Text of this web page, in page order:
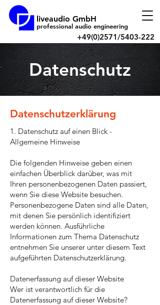
+49(0)2571/5403-222
liveaudio GmbH
professional audio engineering
Datenschutz
Datenschutzerklärung
​1. Datenschutz auf einen Blick -
Allgemeine Hinweise
Die folgenden Hinweise geben einen
einfachen Überblick darüber, was mit
Ihren personenbezogenen Daten passiert,
wenn Sie diese Website besuchen.
Personenbezogene Daten sind alle Daten,
mit denen Sie persönlich identifiziert
werden können. Ausführliche
Informationen zum Thema Datenschutz
entnehmen Sie unserer unter diesem Text
aufgeführten Datenschutzerklärung.
Datenerfassung auf dieser Website
Wer ist verantwortlich für die
Datenerfassung auf dieser Website?